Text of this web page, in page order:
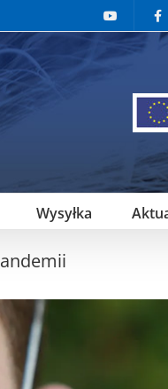
Wysyłka